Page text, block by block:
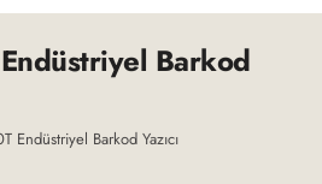
Barkod
Endüstriyel Barkod Yazıcı